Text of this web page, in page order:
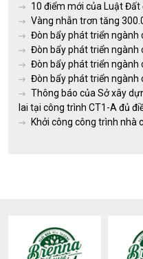
10 điểm mới của Luật
Vàng nhẫn trơn tăng
Đòn bẩy phát triển ngành
Đòn bẩy phát triển ngành
Đòn bẩy phát triển ngành
Đòn bẩy phát triển ngành
Thông báo của Sở xây
lai tại công trình CT1-A đủ
Khởi công công trình nhà